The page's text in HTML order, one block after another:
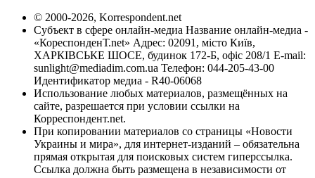
© 2000-2026, Korrespondent.net
Субъект в сфере онлайн-медиа Название онлайн-медиа -
«КореспонденТ.net» Адрес: 02091, місто Київ,
ХАРКІВСЬКЕ ШОСЕ, будинок 172-Б, офіс 208/1 E-mail:
sunlight@mediadim.com.ua Телефон: 044-205-43-00
Идентификатор медиа - R40-06068
Использование любых материалов, размещённых на
сайте, разрешается при условии ссылки на
Корреспондент.net.
При копировании материалов со страницы «Новости
Украины и мира», для интернет-изданий – обязательна
прямая открытая для поисковых систем гиперссылка.
Ссылка должна быть размещена в независимости от